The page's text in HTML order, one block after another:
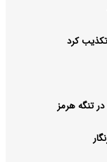
کرد
تنگه هرمز